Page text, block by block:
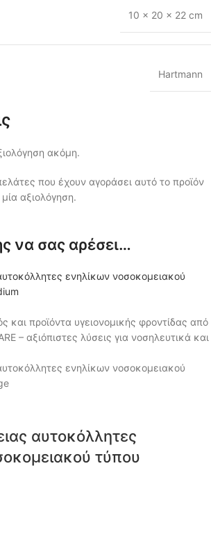
10 × 20 × 22 cm
Hartmann
ακόμη.
που έχουν αγοράσει αυτό το προϊόν
αξιολόγηση.
να σας αρέσει…
αυτοκόλλητες
τύπου